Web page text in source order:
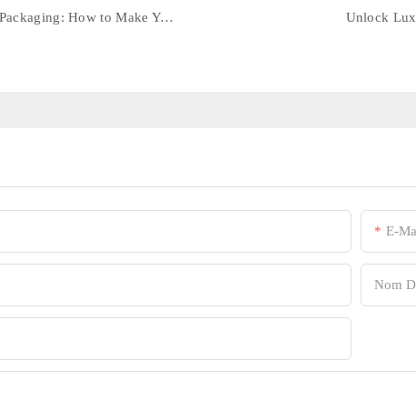
The Advantages of Custom Packaging: How to Make Your Brand Stand Out Unlock
E-
Nom